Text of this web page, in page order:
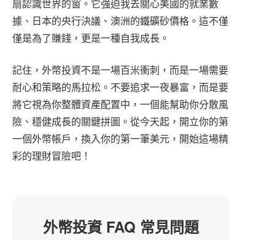
扇認識世界的窗。它強迫我去關心美國的就業數
據、日本的央行決議、澳洲的鐵礦砂價格。這不僅
僅是為了賺錢，更是一種自我成長。
記住，外幣投資不是一場百米衝刺，而是一場需要
耐心和策略的馬拉松。不要追求一夜暴富，而是要
將它視為你整體資產配置中，一個能幫助你分散風
險、穩健成長的關鍵拼圖。從今天起，開立你的第
一個外幣帳戶，換入你的第一筆美元，開始這場精
彩的理財冒險吧！
外幣投資 FAQ 常見問題